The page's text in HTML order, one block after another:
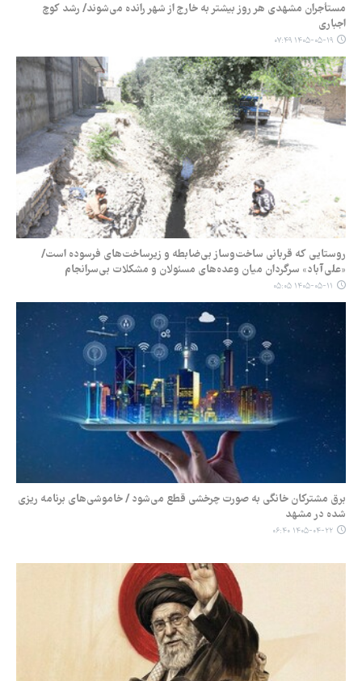
مستأجران مشهدی هر روز بیشتر به خارج از شهر رانده می‌شوند/ رشد کوچ
اجباری
۱۴۰۵-۰۵-۱۹ ۰۷:۴۹
روستایی که قربانی ساخت‌وساز بی‌ضابطه و زیرساخت‌های فرسوده است/
«علی‌آباد» سرگردان میان وعده‌های مسئولان و مشکلات بی‌سرانجام
۱۴۰۵-۰۵-۱۱ ۰۵:۰۵
برق مشترکان خانگی به صورت چرخشی قطع می‌شود / خاموشی‌های برنامه ریزی
شده در مشهد
۱۴۰۵-۰۴-۲۲ ۰۶:۴۰